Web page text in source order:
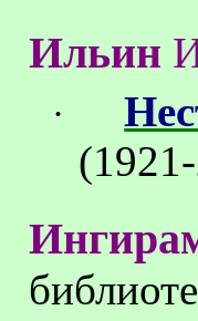
Ильин
·